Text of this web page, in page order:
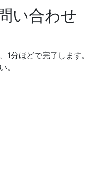
い合わせ
1分ほどで完了します。
。